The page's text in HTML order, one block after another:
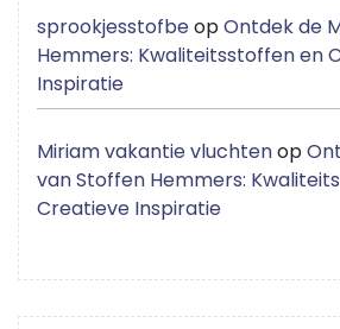
sprookjesstofbeopOntdek de
Hemmers: Kwaliteitsstoffen en
Inspiratie
Miriam vakantie vluchtenop
van Stoffen Hemmers:
Creatieve Inspiratie